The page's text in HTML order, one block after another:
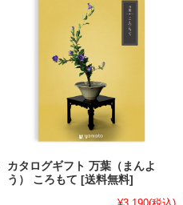
カタログギフト 万葉（まんよ
う） ころもて [送料無料]